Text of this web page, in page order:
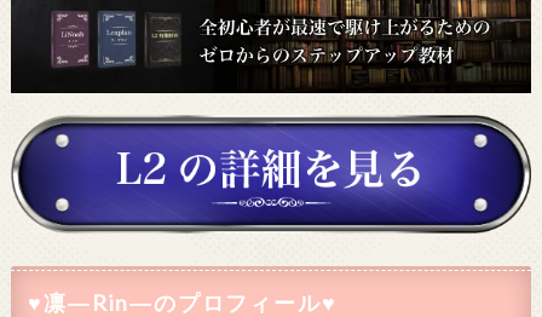
♥凛―Rin―のプロフィール♥